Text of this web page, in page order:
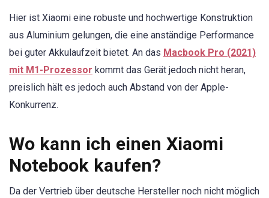
Hier ist Xiaomi eine robuste und hochwertige Konstruktion
aus Aluminium gelungen, die eine anständige Performance
bei guter Akkulaufzeit bietet. An das Macbook Pro (2021)
mit M1-Prozessor kommt das Gerät jedoch nicht heran,
preislich hält es jedoch auch Abstand von der Apple-
Konkurrenz.
Wo kann ich einen Xiaomi
Notebook kaufen?
Da der Vertrieb über deutsche Hersteller noch nicht möglich